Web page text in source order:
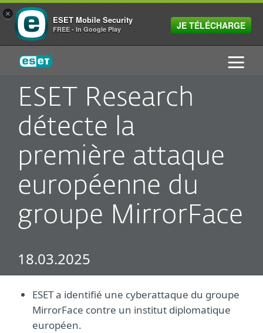
ESET Research
détecte la
première attaque
européenne du
groupe MirrorFace
18.03.2025
ESET a identifié une cyberattaque du groupe
MirrorFace contre un institut diplomatique
européen.
ESET
×
ESET Mobile Security
FREE - In Google Play JE TÉLÉCHARGE